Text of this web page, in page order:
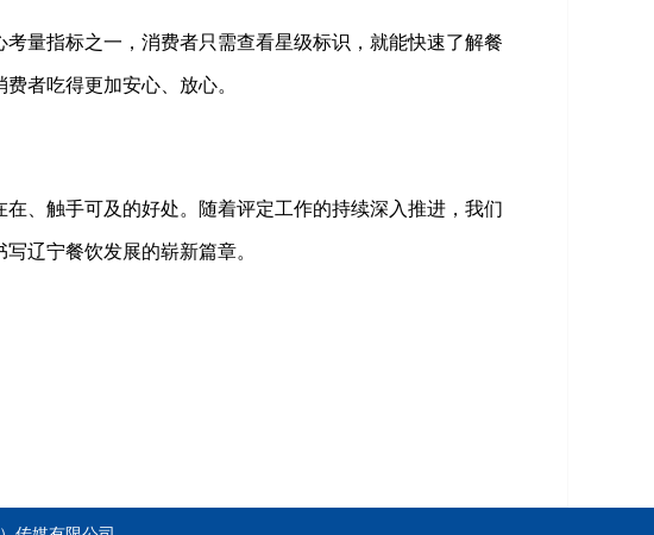
量指标之一，消费者只需查看星级标识，就能快速了解餐
者吃得更加安心、放心。
、触手可及的好处。随着评定工作的持续深入推进，我们
辽宁餐饮发展的崭新篇章。